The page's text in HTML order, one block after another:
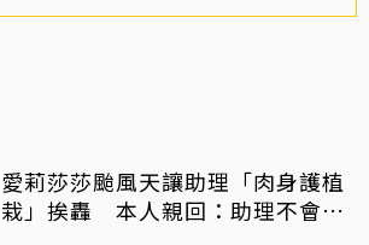
愛莉莎莎颱風天讓助理「肉身護植
栽」挨轟 本人親回：助理不會被